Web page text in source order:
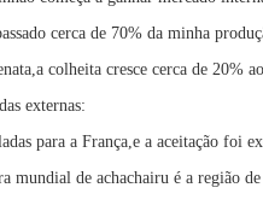
cerca de 70% da minha
colheita cresce cerca de
externas:
para a França,e a aceitação foi
mundial de achachairu é a região